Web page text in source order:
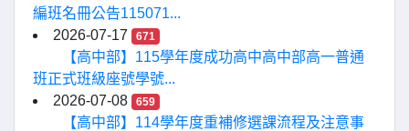
編班名冊公告115071...
2026-07-17
671
【高中部】115學年度成功高中高中部高一普通
班正式班級座號學號...
2026-07-08
659
【高中部】114學年度重補修選課流程及注意事